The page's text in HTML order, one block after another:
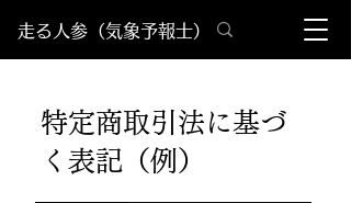
​走る人参（気象予報士）
特定商取引法に基づ
く表記（例）